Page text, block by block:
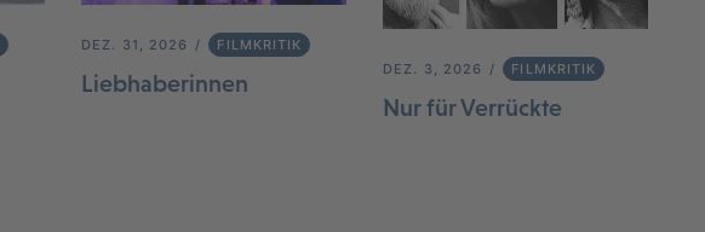
DEZ. 31, 2026 FILMKRITIK
Liebhaberinnen
DEZ. 3, 2026 FILMKRITIK
Nur für Verrückte